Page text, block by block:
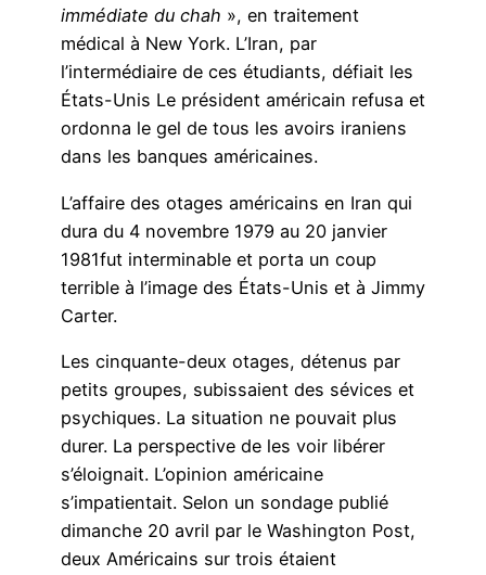
immédiate du chah », en traitement
médical à New York. L’Iran, par
l’intermédiaire de ces étudiants, défiait les
États-Unis Le président américain refusa et
ordonna le gel de tous les avoirs iraniens
dans les banques américaines.
L’affaire des otages américains en Iran qui
dura du 4 novembre 1979 au 20 janvier
1981fut interminable et porta un coup
terrible à l’image des États-Unis et à Jimmy
Carter.
Les cinquante-deux otages, détenus par
petits groupes, subissaient des sévices et
psychiques. La situation ne pouvait plus
durer. La perspective de les voir libérer
s’éloignait. L’opinion américaine
s’impatientait. Selon un sondage publié
dimanche 20 avril par le Washington Post,
deux Américains sur trois étaient